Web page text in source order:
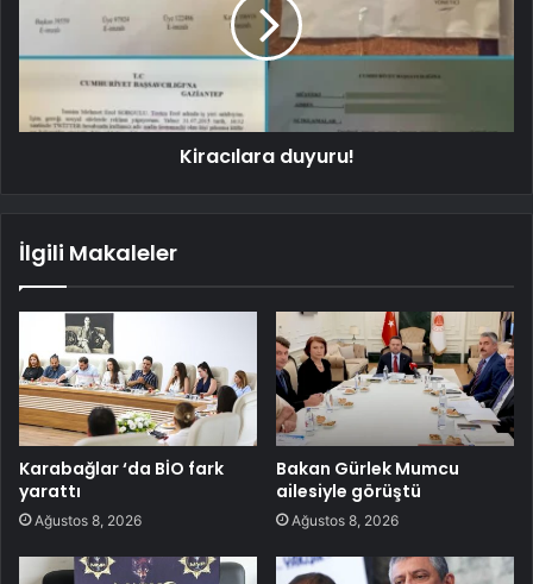
Kiracılara duyuru!
İlgili Makaleler
Karabağlar ‘da BİO fark
yarattı
Ağustos 8, 2026
Bakan Gürlek Mumcu
ailesiyle görüştü
Ağustos 8, 2026